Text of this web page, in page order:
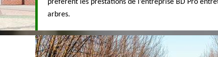
préfèrent les prestations de l’entreprise BD Pro
arbres.